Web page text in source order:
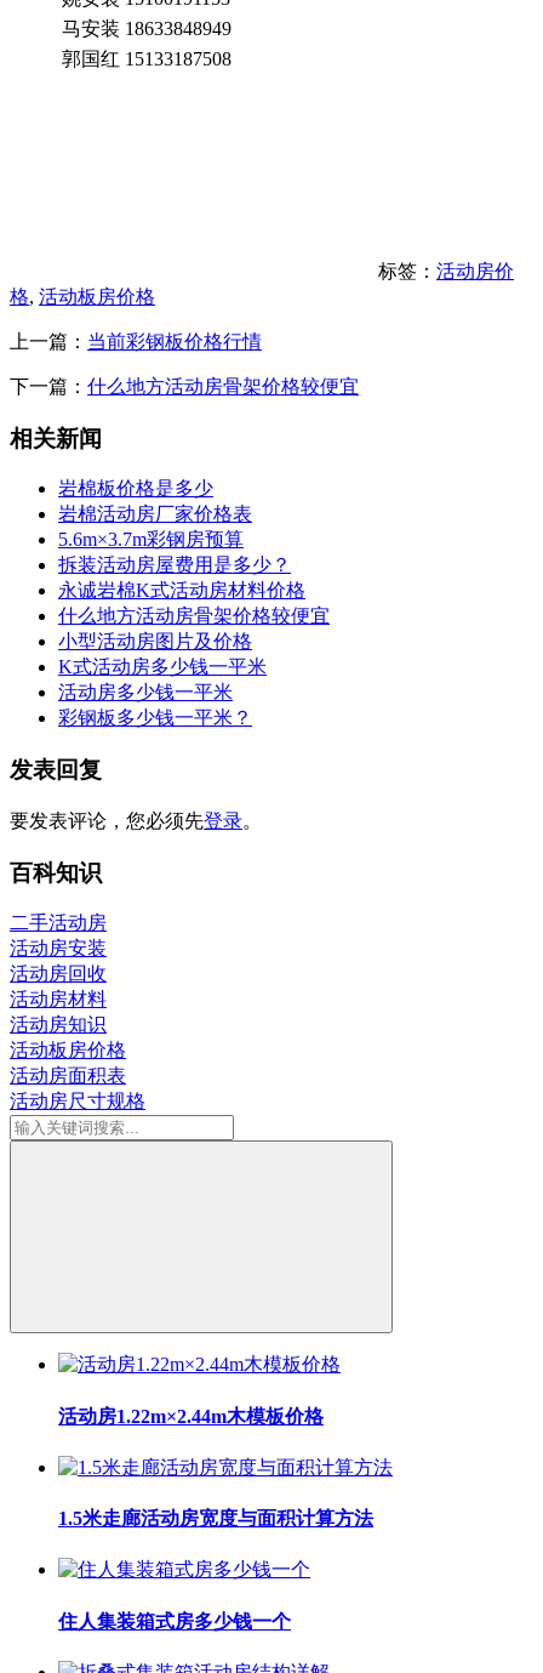
马安装 18633848949
郭国红 15133187508
标签： 活动房价
格, 活动板房价格
上一篇： 当前彩钢板价格行情
下一篇： 什么地方活动房骨架价格较便宜
相关新闻
岩棉板价格是多少
岩棉活动房厂家价格表
5.6m×3.7m彩钢房预算
拆装活动房屋费用是多少？
永诚岩棉K式活动房材料价格
什么地方活动房骨架价格较便宜
小型活动房图片及价格
K式活动房多少钱一平米
活动房多少钱一平米
彩钢板多少钱一平米？
发表回复
要发表评论，您必须先登录。
百科知识
二手活动房
活动房安装
活动房回收
活动房材料
活动房知识
活动板房价格
活动房面积表
活动房尺寸规格
活动房1.22m×2.44m木模板价格
1.5米走廊活动房宽度与面积计算方法
住人集装箱式房多少钱一个